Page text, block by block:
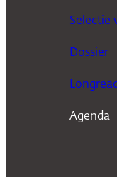
Selectie
Dossier
Agenda